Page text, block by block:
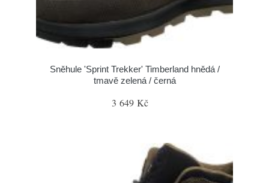
Sněhule 'Sprint Trekker' Timberland hnědá /
tmavě zelená / černá
3 649 Kč